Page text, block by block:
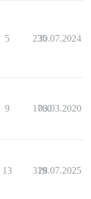
5 235
30.07.2024
9 1760
03.03.2020
13 319
28.07.2025